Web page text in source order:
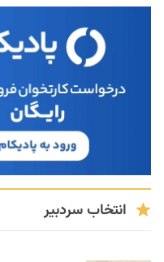
انتخاب سردبیر